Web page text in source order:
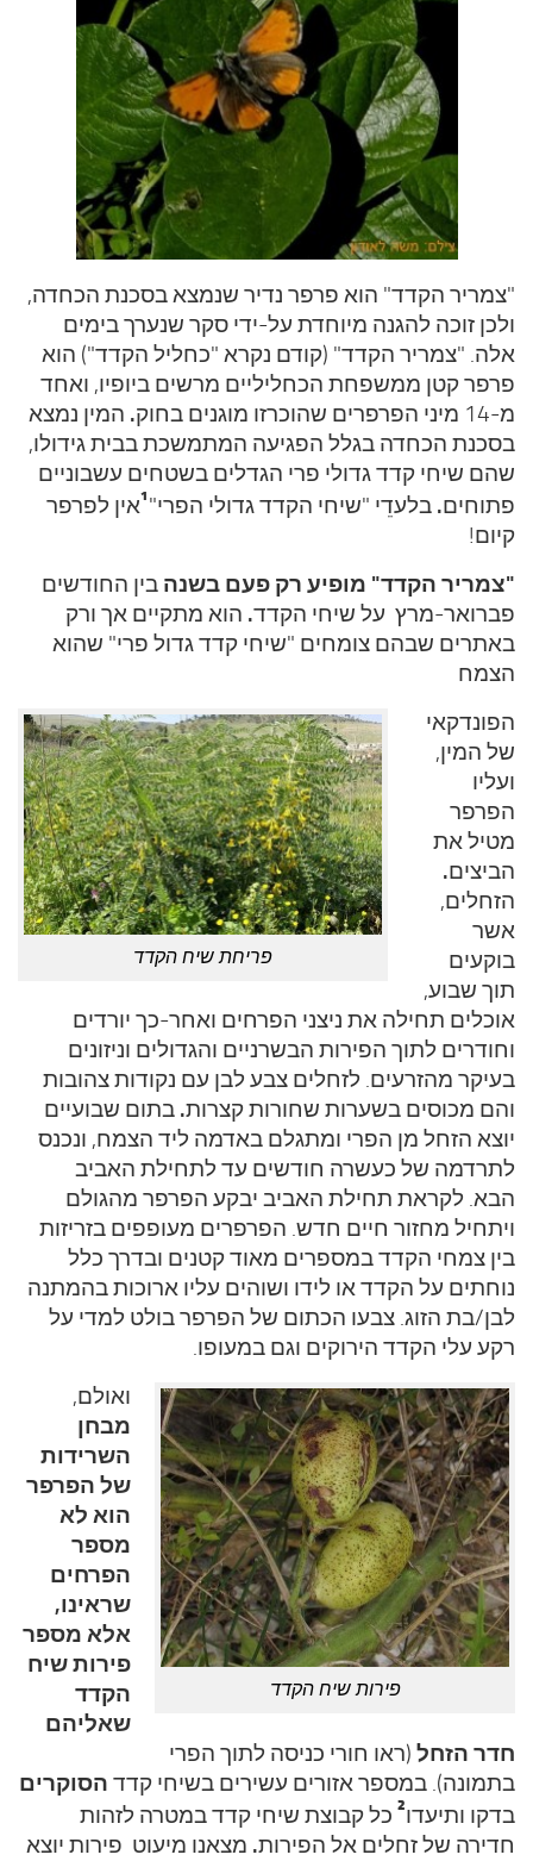
עצות סבתא
סבתא מספרת
נווה הבלוגים
קשר משפחתי
פינת הנכד
כתבו אלינו
"צמריר הקדד" הוא פרפר נדיר שנמצא בסכנת הכחדה,
ולכן זוכה להגנה מיוחדת על-ידי סקר שנערך בימים
אלה. "צמריר הקדד" (קודם נקרא "כחליל הקדד") הוא
פרפר קטן ממשפחת הכחליליים מרשים ביופיו, ואחד
מ-14 מיני הפרפרים שהוכרזו מוגנים בחוק
. המין נמצא
בסכנת הכחדה בגלל הפגיעה המתמשכת בבית גידולו,
שהם שיחי קדד גדולי פרי הגדלים בשטחים עשבוניים
פתוחים. בלעדֵי "שיחי הקדד גדולי הפרי"¹אין לפרפר
קיום!
"צמריר הקדד" מופיע רק פעם בשנה בין החודשים
פברואר-מרץ על שיחי הקדד. הוא מתקיים אך ורק
באתרים שבהם צומחים "שיחי קדד גדול פרי" שהוא
הצמח
פריחת שיח הקדד
הפונדקאי
של המין,
ועליו
הפרפר
מטיל את
הביצים.
הזחלים,
אשר
בוקעים
תוך שבוע,
אוכלים תחילה את ניצני הפרחים ואחר-כך יורדים
וחודרים לתוך הפירות הבשרניים והגדולים וניזונים
בעיקר מהזרעים. לזחלים צבע לבן עם נקודות צהובות
והם מכוסים בשערות שחורות קצרות. בתום שבועיים
יוצא הזחל מן הפרי ומתגלם באדמה ליד הצמח, ונכנס
לתרדמה של כעשרה חודשים עד לתחילת האביב
הבא. לקראת תחילת האביב יבקע הפרפר מהגולם
ויתחיל מחזור חיים חדש. הפרפרים מעופפים בזריזות
בין צמחי הקדד במספרים מאוד קטנים ובדרך כלל
נוחתים על הקדד או לידו ושוהים עליו ארוכות בהמתנה
לבן/בת הזוג. צבעו הכתום של הפרפר בולט למדי על
רקע עלי הקדד הירוקים וגם במעופו.
פירות שיח הקדד
ואולם,
מבחן
השרידות
של הפרפר
הוא לא
מספר
הפרחים
שראינו,
אלא מספר
פירות שיח
הקדד
שאליהם
חדר הזחל (ראו חורי כניסה לתוך הפרי
בתמונה). במספר אזורים עשירים בשיחי קדד הסוקרים
בדקו ותיעדו² כל קבוצת שיחי קדד במטרה לזהות
חדירה של זחלים אל הפירות. מצאנו מיעוט פירות יוצא